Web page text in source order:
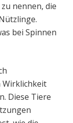
nennen, die
bei Spinnen
Wirklichkeit
Diese Tiere